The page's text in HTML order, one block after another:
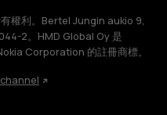
權利。Bertel Jungin aukio 9,
2。HMD Global Oy 是
Corporation 的註冊商標。